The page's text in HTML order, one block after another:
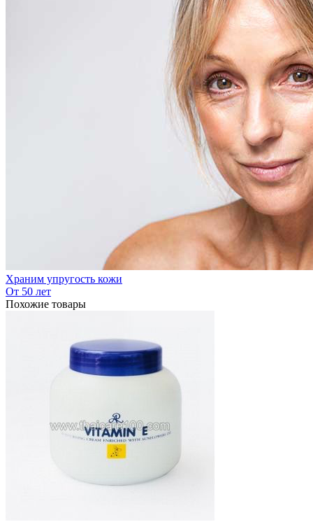
Храним упругость кожи
От 50 лет
Похожие товары